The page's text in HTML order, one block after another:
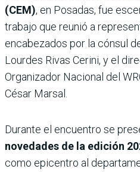
(CEM), en Posadas, fue
trabajo que reunió a
encabezados por la cónsul
Lourdes Rivas Cerini, y el
Organizador Nacional del
César Marsal.
Durante el encuentro se
novedades de la edición
como epicentro al